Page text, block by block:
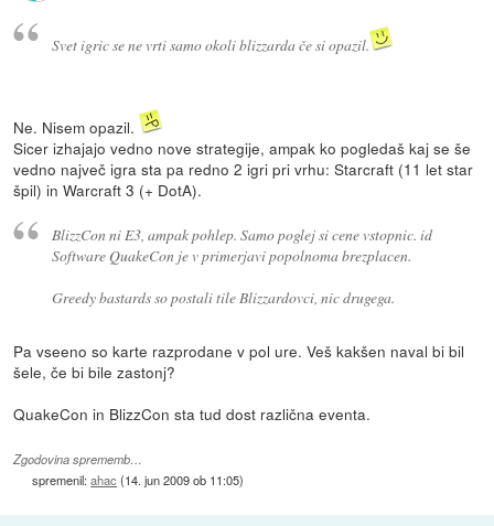
Svet igric se ne vrti samo okoli blizzarda če si opazil.
Ne. Nisem opazil.
Sicer izhajajo vedno nove strategije, ampak ko pogledaš kaj se še
vedno največ igra sta pa redno 2 igri pri vrhu: Starcraft (11 let star
špil) in Warcraft 3 (+ DotA).
BlizzCon ni E3, ampak pohlep. Samo poglej si cene vstopnic. id
Software QuakeCon je v primerjavi popolnoma brezplacen.
Greedy bastards so postali tile Blizzardovci, nic drugega.
Pa vseeno so karte razprodane v pol ure. Veš kakšen naval bi bil
šele, če bi bile zastonj?
QuakeCon in BlizzCon sta tud dost različna eventa.
Zgodovina sprememb…
spremenil:ahac (14. jun 2009 ob 11:05)